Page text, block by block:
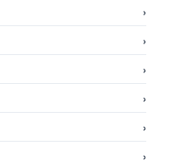
›
›
›
›
›
›